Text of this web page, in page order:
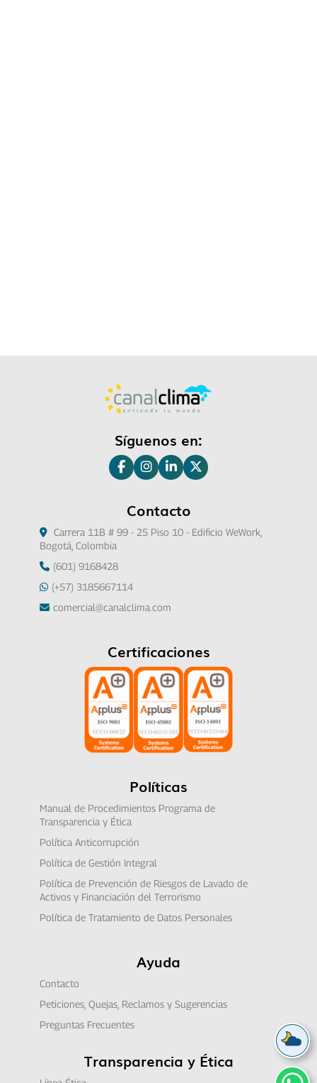
Síguenos en:
Contacto
Carrera 11B # 99 - 25 Piso 10 - Edificio WeWork,
Bogotá, Colombia
(601) 9168428
(+57) 3185667114
comercial@canalclima.com
Certificaciones
Políticas
Manual de Procedimientos Programa de
Transparencia y Ética
Política Anticorrupción
Política de Gestión Integral
Política de Prevención de Riesgos de Lavado de
Activos y Financiación del Terrorismo
Política de Tratamiento de Datos Personales
Ayuda
Contacto
Peticiones, Quejas, Reclamos y Sugerencias
Preguntas Frecuentes
Transparencia y Ética